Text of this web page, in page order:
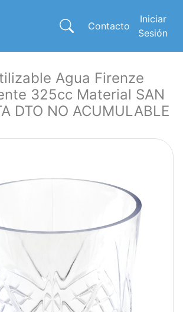
Contacto
Iniciar
Sesión
Agua Firenze
325cc Material SAN
DTO NO ACUMULABLE